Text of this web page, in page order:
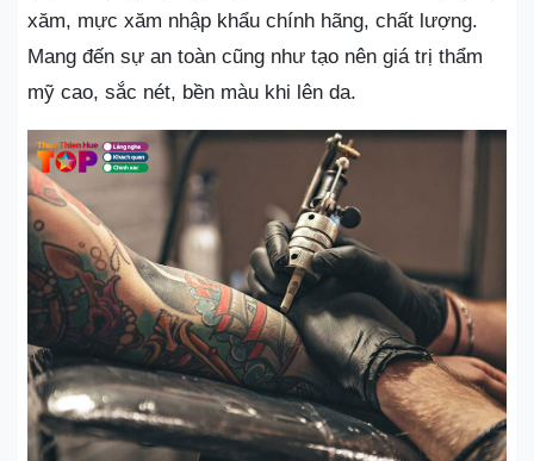
xăm, mực xăm nhập khẩu chính hãng, chất lượng.
Mang đến sự an toàn cũng như tạo nên giá trị thẩm
mỹ cao, sắc nét, bền màu khi lên da.